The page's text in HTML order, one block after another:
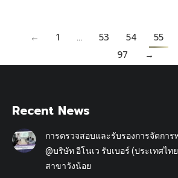
← 1 … 53 54 55
97
→
Recent News
การตรวจสอบและรับรองการจัดการ
@บริษัท อีโนเว รับเบอร์ (ประเทศไ
สาขาวังน้อย